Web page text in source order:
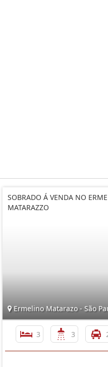
SOBRADO Á VENDA NO
MATARAZZO
Ermelino Matarazo - São
3 3